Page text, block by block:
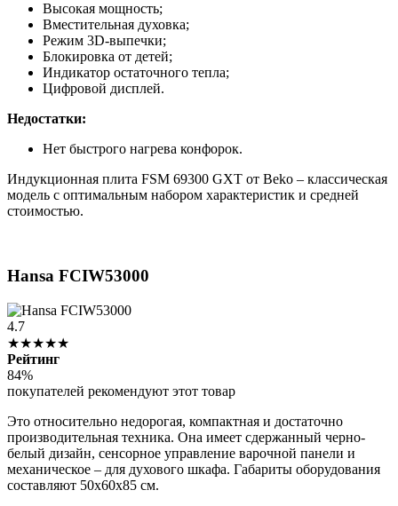
Высокая мощность;
Вместительная духовка;
Режим 3D-выпечки;
Блокировка от детей;
Индикатор остаточного тепла;
Цифровой дисплей.
Недостатки:
Нет быстрого нагрева конфорок.
Индукционная плита FSM 69300 GXT от Beko – классическая
модель с оптимальным набором характеристик и средней
стоимостью.
Hansa FCIW53000
4.7
★★★★★
Рейтинг
84%
покупателей рекомендуют этот товар
Это относительно недорогая, компактная и достаточно
производительная техника. Она имеет сдержанный черно-
белый дизайн, сенсорное управление варочной панели и
механическое – для духового шкафа. Габариты оборудования
составляют 50x60x85 см.